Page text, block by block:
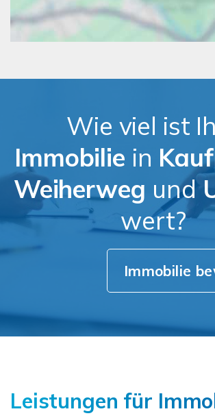
Wie viel ist
Immobilie in
Weiherweg und
wert?
Immobilie
Leistungen für